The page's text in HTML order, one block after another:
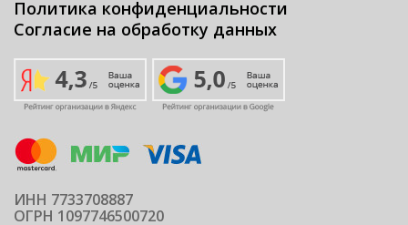
Политика конфиденциальности
Согласие на обработку данных
ИНН 7733708887
ОГРН 1097746500720